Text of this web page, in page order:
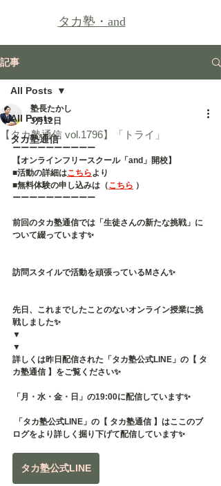
タカ塾・and
記事
All Posts
タカ塾通信
All Posts
【タカ塾通信 vol.1796】「トライ」
塾長たかし
3月12日
ーーーーーーーーーー
【オンラインフリースクール「and」開校】
■活動の詳細はこちらより
■無料体験の申し込みは（こちら ）
ーーーーーーーーーー
前回のタカ塾通信では「生徒さんの新たな挑戦」に
ついて綴っています✨
訪問スタイルで活動を頑張っているMさん✨
先日、これまでしたことのないオンライン授業に挑
戦しました✨
▼
▼
詳しくは昨日配信された「タカ塾公式LINE」の【 タ
カ塾通信 】をご覧ください✨
「月・水・金・日」の19:00に配信しています✨
「タカ塾公式LINE」の【 タカ塾通信 】はここのブ
ログをより詳しく掘り下げて配信しています✨
タカ塾公式LINE